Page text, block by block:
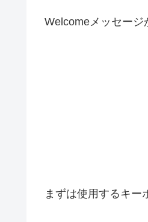
Welcomeメッセージ
まずは使用するキー